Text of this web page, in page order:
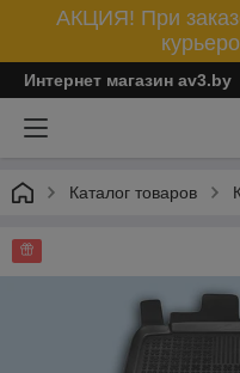
АКЦИЯ! При
Интернет магазин av3.by
Каталог товаров